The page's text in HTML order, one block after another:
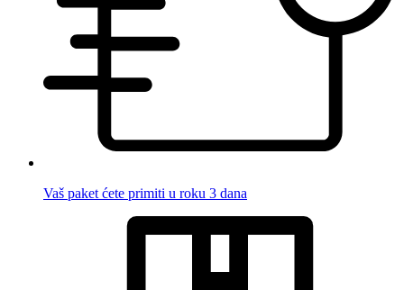
Vaš paket ćete primiti u roku 3 dana